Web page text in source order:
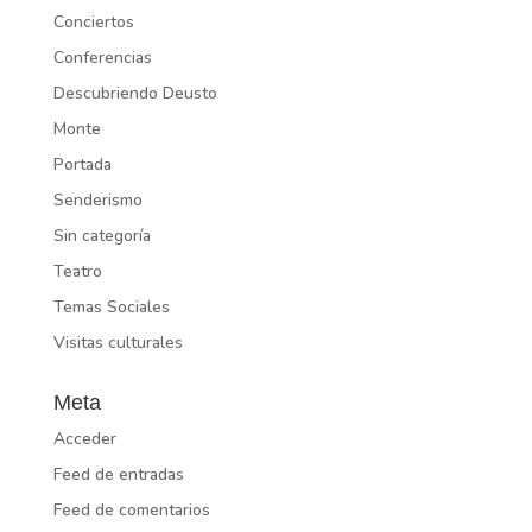
Conciertos
Conferencias
Descubriendo Deusto
Monte
Portada
Senderismo
Sin categoría
Teatro
Temas Sociales
Visitas culturales
Meta
Acceder
Feed de entradas
Feed de comentarios